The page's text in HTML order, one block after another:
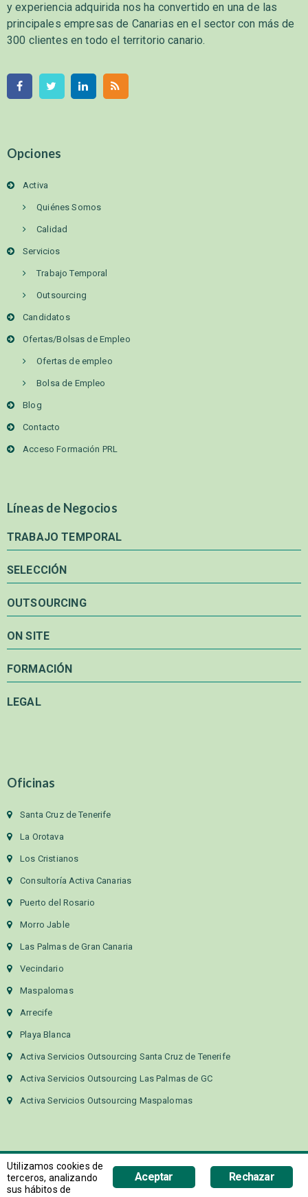
y experiencia adquirida nos ha convertido en una de las
principales empresas de Canarias en el sector con más de
300 clientes en todo el territorio canario.
Opciones
Activa
Quiénes Somos
Calidad
Servicios
Trabajo Temporal
Outsourcing
Candidatos
Ofertas/Bolsas de Empleo
Ofertas de empleo
Bolsa de Empleo
Blog
Contacto
Acceso Formación PRL
Líneas de Negocios
TRABAJO TEMPORAL
SELECCIÓN
OUTSOURCING
ON SITE
FORMACIÓN
LEGAL
Oficinas
Santa Cruz de Tenerife
La Orotava
Los Cristianos
Consultoría Activa Canarias
Puerto del Rosario
Morro Jable
Las Palmas de Gran Canaria
Vecindario
Maspalomas
Arrecife
Playa Blanca
Activa Servicios Outsourcing Santa Cruz de Tenerife
Activa Servicios Outsourcing Las Palmas de GC
Activa Servicios Outsourcing Maspalomas
Rechazar
Aceptar
Utilizamos cookies de
terceros, analizando
sus hábitos de